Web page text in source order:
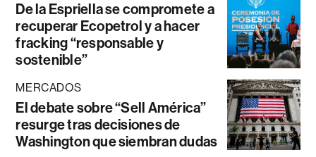
De la Espriella se compromete a
recuperar Ecopetrol y a hacer
fracking “responsable y
sostenible”
MERCADOS
El debate sobre “Sell América”
resurge tras decisiones de
Washington que siembran dudas